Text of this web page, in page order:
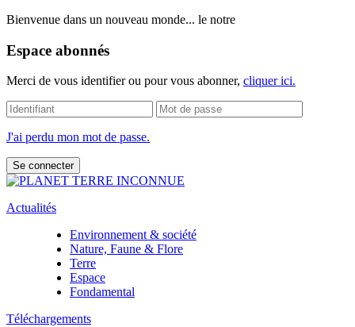
Bienvenue dans un nouveau monde... le notre
Espace abonnés
Merci de vous identifier ou pour vous abonner, cliquer ici.
J'ai perdu mon mot de passe.
Actualités
Environnement & société
Nature, Faune & Flore
Terre
Espace
Fondamental
Téléchargements